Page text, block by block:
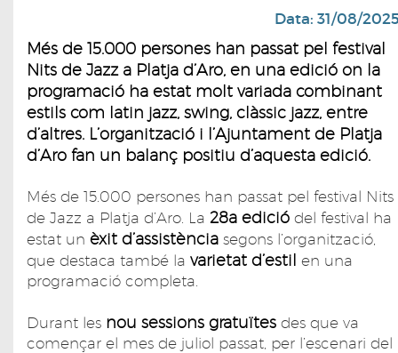
Data: 31/08/
Més de 15.000 persones han passat pel festival
Nits de Jazz a Platja d’Aro, en una edició on la
programació ha estat molt variada combinant
estils com latin jazz, swing, clàssic jazz, entre
d’altres. L’organització i l’Ajuntament de Platja
d’Aro fan un balanç positiu d’aquesta edició.
Més de 15.000 persones han passat pel festival Nits
de Jazz a Platja d’Aro. La 28a edició del festival ha
estat un èxit d’assistència segons l’organització,
que destaca també la varietat d’estil en una
programació completa.
Durant les nou sessions gratuïtes des que va
començar el mes de juliol passat, per l’escenari del